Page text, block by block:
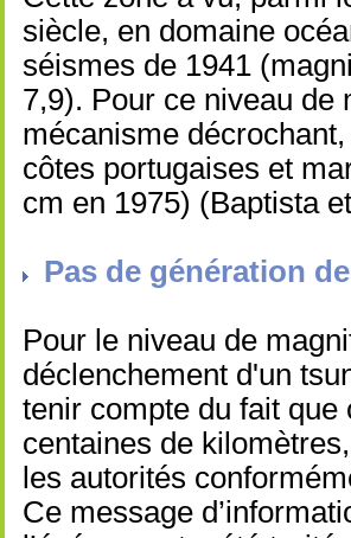
siècle, en domaine
séismes de 1941
7,9). Pour ce niveau de
mécanisme
côtes portugaises et
cm en 1975) (Baptista
Pas de génération
Pour le niveau de
déclenchement d'un
tenir compte du fait
centaines de
les autorités
Ce message